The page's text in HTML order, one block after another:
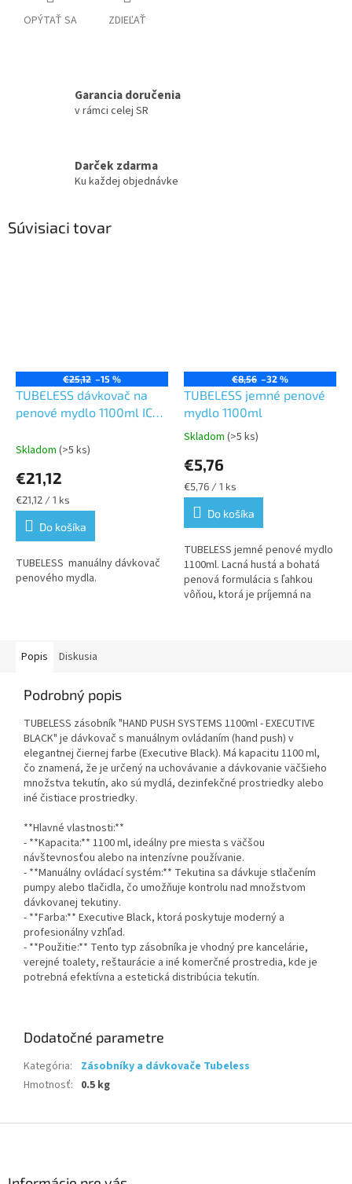
OPÝTAŤ SA ZDIEĽAŤ
Garancia doručenia
v rámci celej SR
Darček zdarma
Ku každej objednávke
Súvisiaci tovar
€25,12 –15 %
TUBELESS dávkovač na
penové mydlo 1100ml ICE
Skladom (>5 ks)
€21,12
Jednotková
cena:
€21,12 / 1 ks
Do košíka
TUBELESS manuálny dávkovač
penového mydla.
€8,56 –32 %
TUBELESS jemné penové
mydlo 1100ml
Priemerné
produktu
je
5,0
5
hviezdičiek.
Skladom (>5 ks)
€5,76
Jednotková
cena:
€5,76 / 1 ks
Do košíka
TUBELESS jemné penové mydlo
1100ml. Lacná hustá a bohatá
penová formulácia s ľahkou
vôňou, ktorá je príjemná na
Popis Diskusia
Podrobný popis
TUBELESS zásobník "HAND PUSH SYSTEMS 1100ml - EXECUTIVE
BLACK" je dávkovač s manuálnym ovládaním (hand push) v
elegantnej čiernej farbe (Executive Black). Má kapacitu 1100 ml,
čo znamená, že je určený na uchovávanie a dávkovanie väčšieho
množstva tekutín, ako sú mydlá, dezinfekčné prostriedky alebo
iné čistiace prostriedky.
**Hlavné vlastnosti:**
- **Kapacita:** 1100 ml, ideálny pre miesta s väčšou
návštevnosťou alebo na intenzívne používanie.
- **Manuálny ovládací systém:** Tekutina sa dávkuje stlačením
pumpy alebo tlačidla, čo umožňuje kontrolu nad množstvom
dávkovanej tekutiny.
- **Farba:** Executive Black, ktorá poskytuje moderný a
profesionálny vzhľad.
- **Použitie:** Tento typ zásobníka je vhodný pre kancelárie,
verejné toalety, reštaurácie a iné komerčné prostredia, kde je
potrebná efektívna a estetická distribúcia tekutín.
Dodatočné parametre
Kategória:
Zásobníky a dávkovače Tubeless
Hmotnosť: 0.5 kg